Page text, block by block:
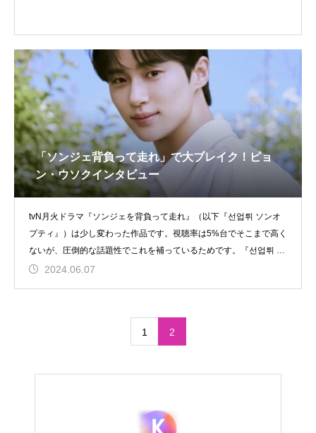
「ソンジェ背負って走れ」で大ブレイク！ピョ
ン・ウソクインタビュー
tvN月火ドラマ『ソンジェを背負って走れ』（以下『선업튀 ソンオ
プティ』）は少し変わった作品です。視聴率は5%台でそこまで高く
ないが、圧倒的な話題性でこれを補っているためです。『선업튀 ソ
ンオ2024.06.07
1 2